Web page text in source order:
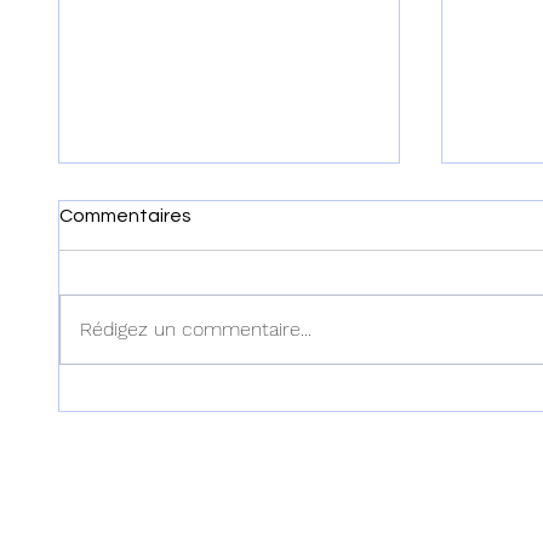
des mesures pour une
Commentaires
Rédigez un commentaire...